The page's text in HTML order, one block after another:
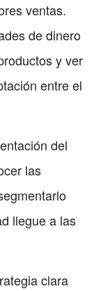
ventas.
de dinero
y ver
entre el
del
las
llegue a las
clara